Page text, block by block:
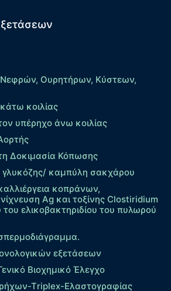
Ουρητήρων, Κύστεων,
κοιλίας
υπέρηχο άνω κοιλίας
Δοκιμασία Κόπωσης
γλυκόζης/ καμπύλη σακχάρου
κοπράνων,
Ag και τοξίνης Clostiridium
ελικοβακτηριδίου του πυλωρού
εξετάσεων
Βιοχημικό Έλεγχο
Τriplex-Ελαστογραφίας